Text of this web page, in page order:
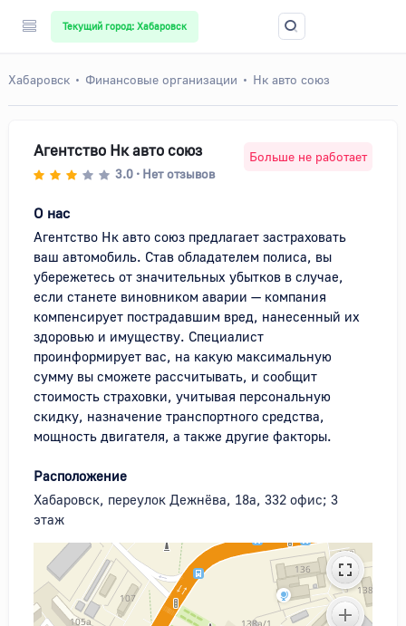
Текущий город: Хабаровск
Хабаровск Финансовые организации Нк авто союз
Агентство Нк авто союз
3.0 • Нет отзывов
Больше не работает
О нас
Агентство Нк авто союз предлагает застраховать
ваш автомобиль. Став обладателем полиса, вы
убережетесь от значительных убытков в случае,
если станете виновником аварии — компания
компенсирует пострадавшим вред, нанесенный их
здоровью и имуществу. Специалист
проинформирует вас, на какую максимальную
сумму вы сможете рассчитывать, и сообщит
стоимость страховки, учитывая персональную
скидку, назначение транспортного средства,
мощность двигателя, а также другие факторы.
Расположение
Хабаровск, переулок Дежнёва, 18а, 332 офис; 3
этаж